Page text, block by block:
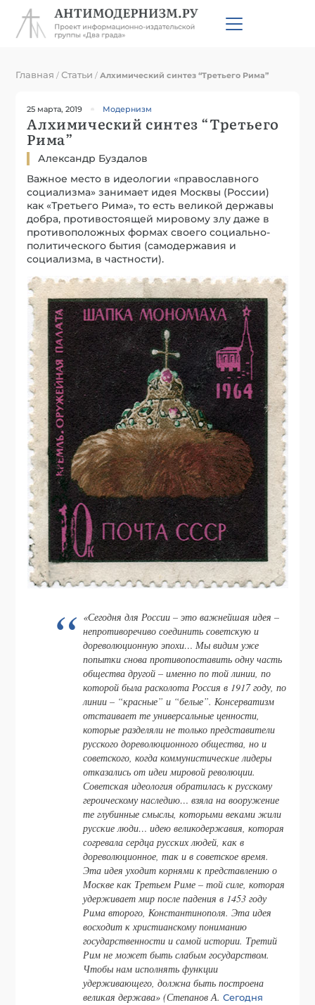
Главная /Статьи /Алхимический синтез “Третьего Рима”
25 марта, 2019 Модернизм
Алхимический синтез “Третьего
Рима”
Александр Буздалов
Важное место в идеологии «православного
социализма» занимает идея Москвы (России)
как «Третьего Рима», то есть великой державы
добра, противостоящей мировому злу даже в
противоположных формах своего социально-
политического бытия (самодержавия и
социализма, в частности).
«Сегодня для России – это важнейшая идея –
непротиворечиво соединить советскую и
дореволюционную эпохи… Мы видим уже
попытки снова противопоставить одну часть
общества другой – именно по той линии, по
которой была расколота Россия в 1917 году, по
линии – “красные” и “белые”. Консерватизм
отстаивает те универсальные ценности,
которые разделяли не только представители
русского дореволюционного общества, но и
советского, когда коммунистические лидеры
отказались от идеи мировой революции.
Советская идеология обратилась к русскому
героическому наследию… взяла на вооружение
те глубинные смыслы, которыми веками жили
русские люди… идею великодержавия, которая
согревала сердца русских людей, как в
дореволюционное, так и в советское время.
Эта идея уходит корнями к представлению о
Москве как Третьем Риме – той силе, которая
удерживает мир после падения в 1453 году
Рима второго, Константинополя. Эта идея
восходит к христианскому пониманию
государственности и самой истории. Третий
Рим не может быть слабым государством.
Чтобы нам исполнять функции
удерживающего, должна быть построена
великая держава» (Степанов А.Сегодня